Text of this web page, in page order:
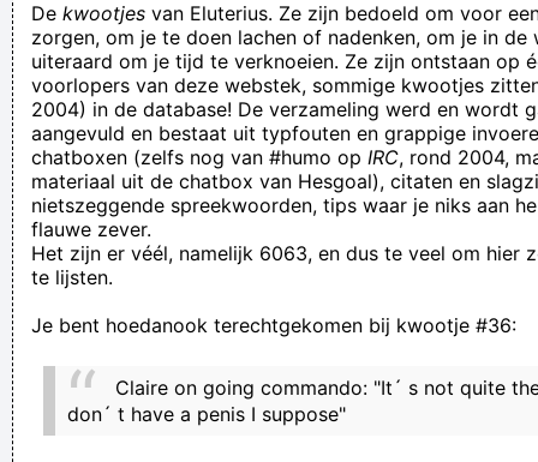
terecht
Ze zien er gewoon niét uit! Bovendien zijn het allemaal
venten!
I feel happiness when I eat a him
Bij het binnengaan van de kerk werden we gefouilleerd. Ik
moest mijn paternotser afgeven, die bleek verdacht
een belg die hollandermoppen verteld is nooit grappig
(danman) MOEHAHAHA!!! VertelDDDDD! stoeme snul
buren hangt hier een papier met richtlijnen voor de
my brother and I are extreemly happy having found your blog,
De kwootjes van Eluterius. Ze zijn bedoeld om voor
zorgen, om je te doen lachen of nadenken, om je in de
uiteraard om je tijd te verknoeien. Ze zijn ontstaan op
voorlopers van deze webstek, sommige kwootjes
2004) in de database! De verzameling werd en wordt
aangevuld en bestaat uit typfouten en grappige
chatboxen (zelfs nog van #humo op IRC, rond 2004,
materiaal uit de chatbox van Hesgoal), citaten en
nietszeggende spreekwoorden, tips waar je niks aan
flauwe zever.
Het zijn er véél, namelijk 6063, en dus te veel om hier
te lijsten.
Je bent hoedanook terechtgekomen bij kwootje #36:
Claire on going commando: "It´ s not quite
don´ t have a penis I suppose"